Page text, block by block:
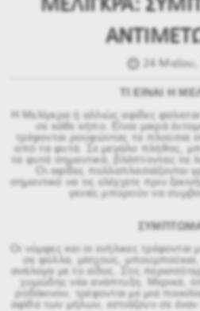
ΜΕΛΙΓΚΡΑ:
24 Μαϊου,
ΤΙ ΕΙΝΑΙ Η
Η Μελίγκρα ή αλλιώς αφίδες
σε κάθε κήπο. Είναι μικρά
τρέφονται ρουφώντας τα πλούσια
από τα φυτά. Σε μεγάλο πλήθος,
τα φυτά σημαντικά, βλάπτοντας τα
Οι αφίδες πολλαπλασιάζονται
σημαντικό να τις ελέγχετε πριν
γενιές μπορούν να
Οι νύμφες και οι ενήλικες
σε φύλλα, μίσχους, μπουμπούκια,
ανάλογα με το είδος. Στις
χυμώδης νέα ανάπτυξη. Μερικά,
ροδάκινου, τρέφονται με μια
αφίδα των μήλων, εστιάζουν σε έναν